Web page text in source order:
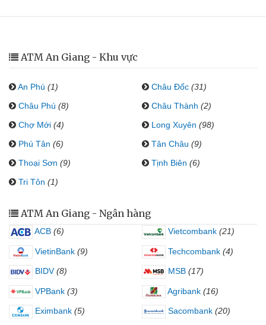
ATM An Giang - Khu vực
An Phú (1) Châu Đốc (31)
Châu Phú (8) Châu Thành (2)
Chợ Mới (4) Long Xuyên (98)
Phú Tân (6) Tân Châu (9)
Thoại Sơn (9) Tịnh Biên (6)
Tri Tôn (1)
ATM An Giang - Ngân hàng
ACB (6) Vietcombank (21)
VietinBank (9) Techcombank (4)
BIDV (8) MSB (17)
VPBank (3) Agribank (16)
Eximbank (5) Sacombank (20)